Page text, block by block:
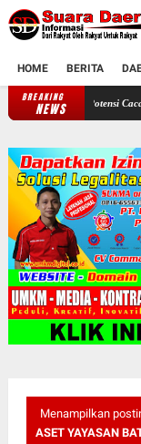
HOME BERITA
BREAKING
NEWS Soroti
Menampilkan
ASET YAYASAN